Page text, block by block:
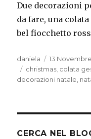
Due decorazioni
da fare, una
bel fiocchetto
Autore
daniela
Pubblicato
il
13
Tag
christmas colata
decorazioni natale
CERCA NEL